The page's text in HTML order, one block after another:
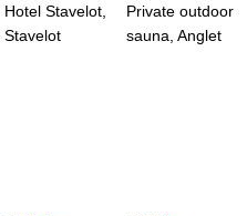
Hotel Stavelot,
Stavelot
Private outdoor
sauna, Anglet